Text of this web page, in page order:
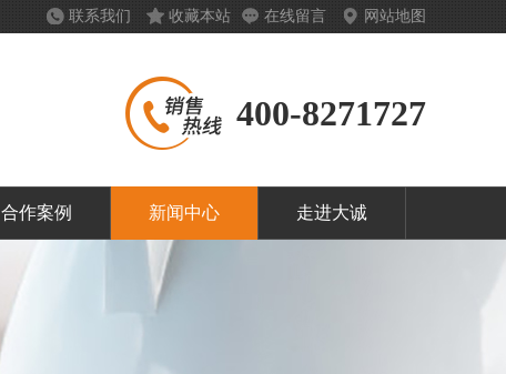
联系我们 收藏本站 在线留言 网站地图
400-8271727
合作案例 新闻中心 走进大诚